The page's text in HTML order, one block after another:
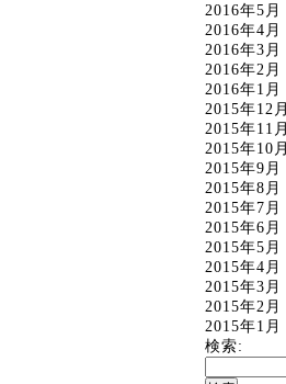
2016年5月
2016年4月
2016年3月
2016年2月
2016年1月
2015年12月
2015年11月
2015年10月
2015年9月
2015年8月
2015年7月
2015年6月
2015年5月
2015年4月
2015年3月
2015年2月
2015年1月
検索: